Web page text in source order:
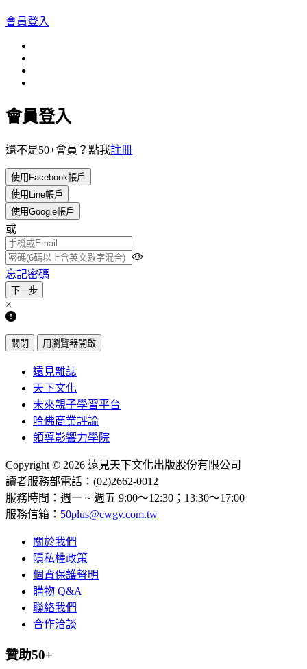
會員登入
會員登入
還不是50+會員？點我註冊
使用Facebook帳戶
使用Line帳戶
使用Google帳戶
或
忘記密碼
×
關閉 用瀏覽器開啟
遠見雜誌
天下文化
未來親子學習平台
哈佛商業評論
領導影響力學院
Copyright © 2026 遠見天下文化出版股份有限公司
讀者服務部電話：(02)2662-0012
服務時間：週一 ~ 週五 9:00～12:30；13:30～17:00
服務信箱： 50plus@cwgv.com.tw
關於我們
隱私權政策
個資保護聲明
購物 Q&A
聯絡我們
合作洽談
贊助50+